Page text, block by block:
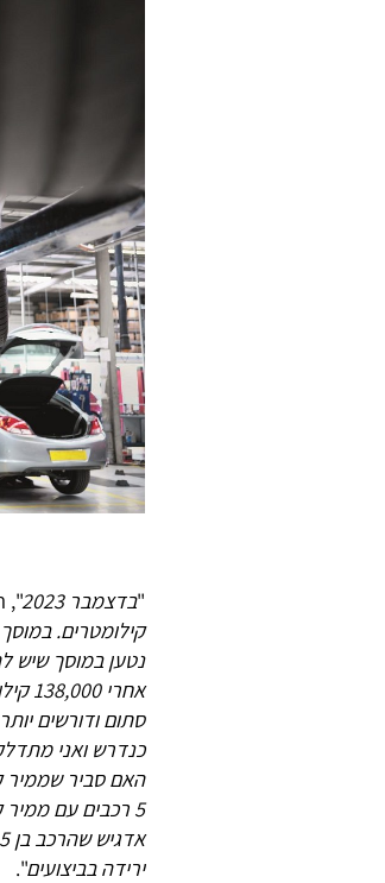
"בדצמבר 2023 ",
קילומטרים.
נטען במוסך שיש
כנדרש ואני
ירידה בביצועים".